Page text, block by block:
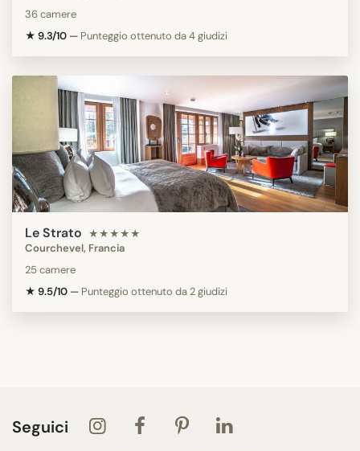
36 camere
★ 9.3/10 — Punteggio ottenuto da 4 giudizi
Le Strato ★★★★★
Courchevel, Francia
25 camere
★ 9.5/10 — Punteggio ottenuto da 2 giudizi
Seguici